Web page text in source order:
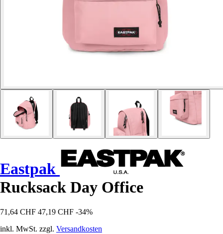
Eastpak
Rucksack Day Office
71,64 CHF 47,19 CHF -34%
inkl. MwSt. zzgl. Versandkosten